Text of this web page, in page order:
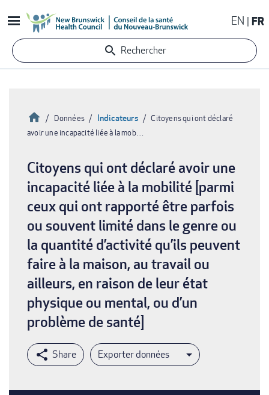
au
contenu
principal
EN FR
Rechercher
d'Ariane
Accueil
Données Indicateurs
Citoyens qui ont déclaré
avoir une incapacité liée à la mob…
Citoyens qui ont déclaré avoir une
incapacité liée à la mobilité [parmi
ceux qui ont rapporté être parfois
ou souvent limité dans le genre ou
la quantité d’activité qu’ils peuvent
faire à la maison, au travail ou
ailleurs, en raison de leur état
physique ou mental, ou d’un
problème de santé]
Exporter données